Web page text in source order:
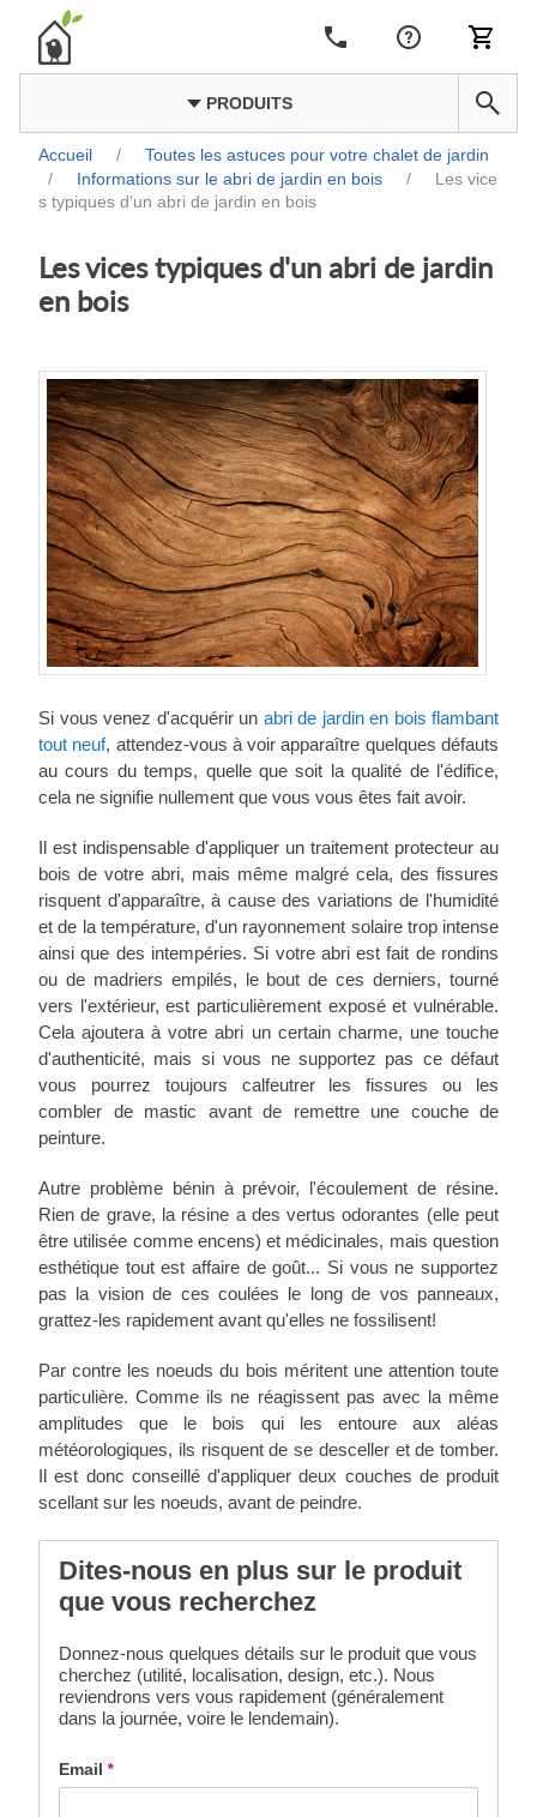
PRODUITS
Accueil /
Toutes les astuces pour votre chalet de jardin
/
Informations sur le abri de jardin en bois /
Les vice
s typiques d'un abri de jardin en bois
Les vices typiques d'un abri de jardin
en bois
Si vous venez d'acquérir un abri de jardin en bois flambant
tout neuf, attendez-vous à voir apparaître quelques défauts
au cours du temps, quelle que soit la qualité de l'édifice,
cela ne signifie nullement que vous vous êtes fait avoir.
Il est indispensable d'appliquer un traitement protecteur au
bois de votre abri, mais même malgré cela, des fissures
risquent d'apparaître, à cause des variations de l'humidité
et de la température, d'un rayonnement solaire trop intense
ainsi que des intempéries. Si votre abri est fait de rondins
ou de madriers empilés, le bout de ces derniers, tourné
vers l'extérieur, est particulièrement exposé et vulnérable.
Cela ajoutera à votre abri un certain charme, une touche
d'authenticité, mais si vous ne supportez pas ce défaut
vous pourrez toujours calfeutrer les fissures ou les
combler de mastic avant de remettre une couche de
peinture.
Autre problème bénin à prévoir, l'écoulement de résine.
Rien de grave, la résine a des vertus odorantes (elle peut
être utilisée comme encens) et médicinales, mais question
esthétique tout est affaire de goût... Si vous ne supportez
pas la vision de ces coulées le long de vos panneaux,
grattez-les rapidement avant qu'elles ne fossilisent!
Par contre les noeuds du bois méritent une attention toute
particulière. Comme ils ne réagissent pas avec la même
amplitudes que le bois qui les entoure aux aléas
météorologiques, ils risquent de se desceller et de tomber.
Il est donc conseillé d'appliquer deux couches de produit
scellant sur les noeuds, avant de peindre.
Dites-nous en plus sur le produit
que vous recherchez
Donnez-nous quelques détails sur le produit que vous
cherchez (utilité, localisation, design, etc.). Nous
reviendrons vers vous rapidement (généralement
dans la journée, voire le lendemain).
Email *